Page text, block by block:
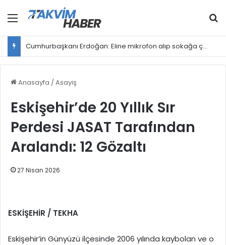
Menü
Cumhurbaşkanı Erdoğan: Eline mikrofon alıp sokağa çıkan herkes gazeteci değildir
Anasayfa / Asayiş
Eskişehir’de 20 Yıllık Sır
Perdesi JASAT Tarafından
Aralandı: 12 Gözaltı
27 Nisan 2026
ESKİŞEHİR / TEKHA
Eskişehir’in Günyüzü ilçesinde 2006 yılında kaybolan ve o